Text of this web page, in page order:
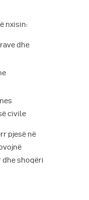
nxisin:
dhe
civile
pjesë në
shoqëri